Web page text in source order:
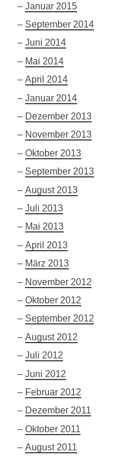
Januar 2015
September 2014
Juni 2014
Mai 2014
April 2014
Januar 2014
Dezember 2013
November 2013
Oktober 2013
September 2013
August 2013
Juli 2013
Mai 2013
April 2013
März 2013
November 2012
Oktober 2012
September 2012
August 2012
Juli 2012
Juni 2012
Februar 2012
Dezember 2011
Oktober 2011
August 2011